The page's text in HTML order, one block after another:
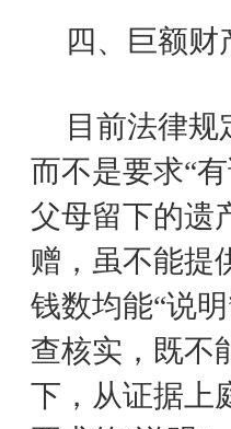
四、巨额
目前法律
而不是要求“
父母留下的遗
赠，虽不能提
钱数均能“说
查核实，既不
下，从证据上